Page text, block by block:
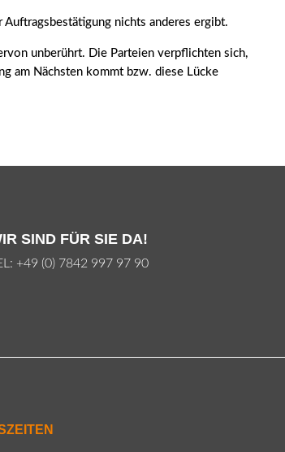
nichts anderes ergibt.
unberührt. Die Parteien verpflichten sich,
am Nächsten kommt bzw. diese Lücke
SIND FÜR SIE DA!
+49 (0) 7842 997 97 90